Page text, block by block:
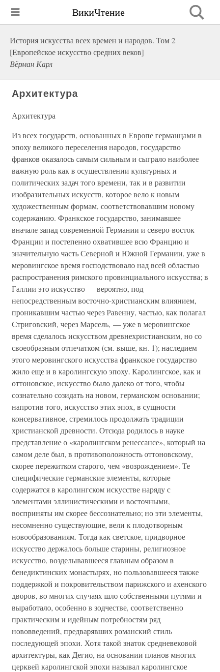
ВикиЧтение
История искусства всех времен и народов. Том 2
[Европейское искусство средних веков]
Вёрман Карл
Архитектура
Архитектура
Из всех государств, основанных в Европе германцами в
эпоху великого переселения народов, государство
франков оказалось самым сильным и сыграло наиболее
важную роль как в осуществлении культурных и
политических задач того времени, так и в развитии
изобразительных искусств, которое вело к новым
художественным формам, соответствовавшим новому
содержанию. Франкское государство, занимавшее
вначале запад современной Германии и северо-восток
Франции и постепенно охватившее всю Францию и
значительную часть Северной и Южной Германии, уже в
меровингское время господствовало над всей областью
распространения римского провинциального искусства; в
Галлии это искусство — вероятно, под
непосредственным восточно-христианским влиянием,
проникавшим частью через Равенну, частью, как полагал
Стриговский, через Марсель, — уже в меровингское
время сделалось искусством древнехристианским, но со
своеобразным отпечатком (см. выше, кн. 1); наследием
этого меровингского искусства франкское государство
жило еще и в каролингскую эпоху. Каролингское, как и
оттоновское, искусство было далеко от того, чтобы
сознательно созидать на новом, германском основании;
напротив того, искусство этих эпох, в сущности
консервативное, стремилось продолжать традиции
христианской древности. Отсюда родилось в науке
представление о «каролингском ренессансе», который на
самом деле был, в противоположность оттоновскому,
скорее пережитком старого, чем «возрождением». Те
специфические германские элементы, которые
содержатся в каролингском искусстве наряду с
элементами эллинистическими и восточными,
восприняты им скорее бессознательно; но эти элементы,
несомненно существующие, вели к плодотворным
новообразованиям. Тогда как светское, придворное
искусство держалось больше старины, религиозное
искусство, возделывавшееся главным образом в
бенедиктинских монастырях, но пользовавшееся также
поддержкой и покровительством парижского и ахенского
дворов, во многих случаях шло собственными путями и
выработало, особенно в зодчестве, соответственно
практическим и идейным потребностям ряд
нововведений, предварявших романский стиль
последующей эпохи. Хотя такой знаток средневековой
архитектуры, как Дегио, на основании планов многих
церквей каролингской эпохи называл каролингское